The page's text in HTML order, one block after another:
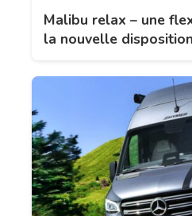
Malibu relax – une
la nouvelle